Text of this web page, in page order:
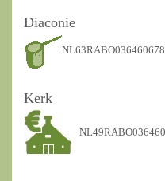
Diaconie
Kerk